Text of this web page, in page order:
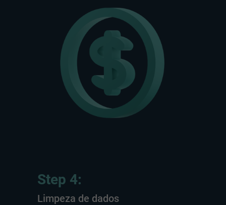
Step 4:
Limpeza de dados